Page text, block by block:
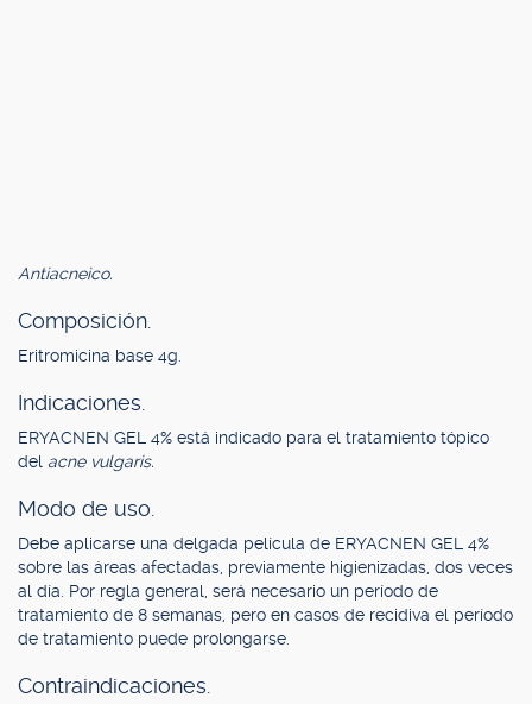
Antiacneico.
Composición.
Eritromicina base 4g.
Indicaciones.
ERYACNEN GEL 4% está indicado para el tratamiento tópico
del acne vulgaris.
Modo de uso.
Debe aplicarse una delgada película de ERYACNEN GEL 4%
sobre las áreas afectadas, previamente higienizadas, dos veces
al día. Por regla general, será necesario un período de
tratamiento de 8 semanas, pero en casos de recidiva el período
de tratamiento puede prolongarse.
Contraindicaciones.